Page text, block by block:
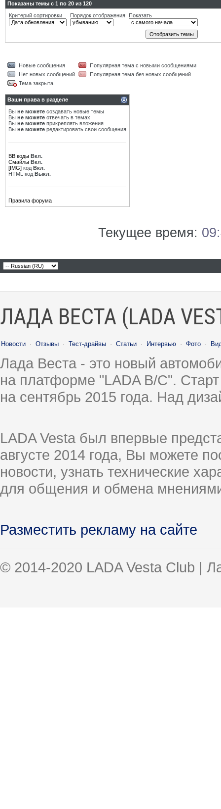
Показаны темы с 1 по 20 из 120
Критерий сортировки
Порядок отображения Показать
Новые сообщения
Популярная тема с новыми сообщениями
Нет новых сообщений
Популярная тема без новых сообщений
Тема закрыта
Ваши права в разделе
Вы не можете создавать новые темы
Вы не можете отвечать в темах
Вы не можете прикреплять вложения
Вы не можете редактировать свои сообщения
BB коды Вкл.
Смайлы Вкл.
[IMG] код Вкл.
HTML код Выкл.
Правила форума
Текущее время:
ЛАДА ВЕСТА (LADA
Новости · Отзывы · Тест-драйвы · Статьи · Интервью · Фото ·
Лада Веста - это новый
на платформе "LADA B/C".
на сентябрь 2015 года. Над
LADA Vesta был впервые
августе 2014 года, Вы можете
новости, узнать технические
для общения и обмена
Разместить рекламу на сайте
© 2014-2020 LADA Vesta Club |